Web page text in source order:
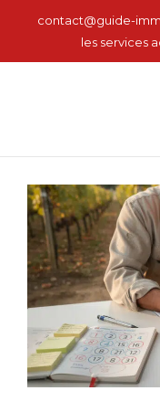
contact@guide-
les services